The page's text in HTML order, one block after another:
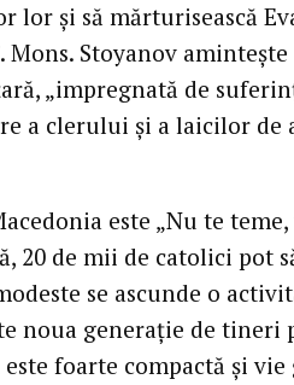
lor și să mărturisească
Mons. Stoyanov
„impregnată de
a clerului și a laicilor de
este „Nu te
20 de mii de catolici pot
se ascunde o
noua generație de tineri
foarte compactă și vie